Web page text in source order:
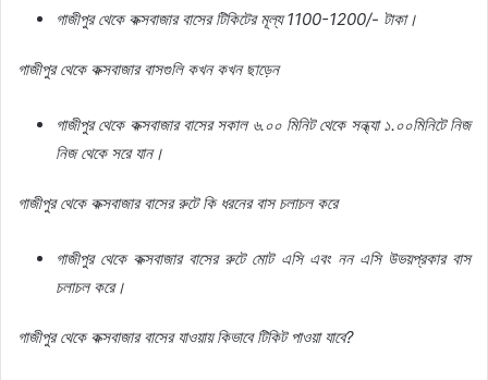
গাজীপুর থেকে কক্সবাজার বাসের টিকিটের মূল্য 1100-1200/- টাকা।
গাজীপুর থেকে কক্সবাজার বাসগুলি কখন কখন ছাড়েন
গাজীপুর থেকে কক্সবাজার বাসের সকাল ৬.০০ মিনিট থেকে সন্ধ্যা ১.০০মিনিটে নিজ
নিজ থেকে সরে যান।
গাজীপুর থেকে কক্সবাজার বাসের রুটে কি ধরনের বাস চলাচল করে
গাজীপুর থেকে কক্সবাজার বাসের রুটে মোট এসি এবং নন এসি উভয়প্রকার বাস
চলাচল করে।
গাজীপুর থেকে কক্সবাজার বাসের যাওয়ায় কিভাবে টিকিট পাওয়া যাবে?